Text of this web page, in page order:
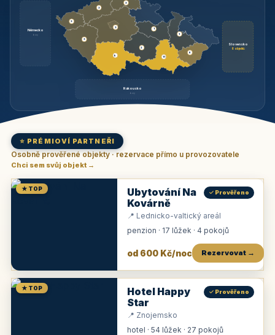
Německo
brzy
Slovensko
6 objektů
Rakousko
brzy
3
9
3
3
3
3
1
2
11
1
6
⭐ PRÉMIOVÍ PARTNEŘI
Osobně prověřené objekty · rezervace přímo u provozovatele
Chci sem svůj objekt →
★ TOP
Ubytování Na
Kovárně
✓ Prověřeno
📍 Lednicko-valtický areál
penzion · 17 lůžek · 4 pokojů
od 600 Kč/noc Rezervovat →
★ TOP
Hotel Happy
Star
✓ Prověřeno
📍 Znojemsko
hotel · 54 lůžek · 27 pokojů